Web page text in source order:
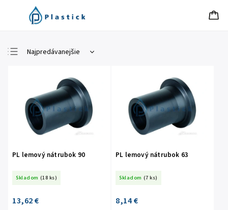
Najpredávanejšie
Najdrahšie
Abecedne
PL lemový nátrubok 90
Skladom (18 ks)
13,62 €
PL lemový nátrubok 63
Skladom (7 ks)
8,14 €